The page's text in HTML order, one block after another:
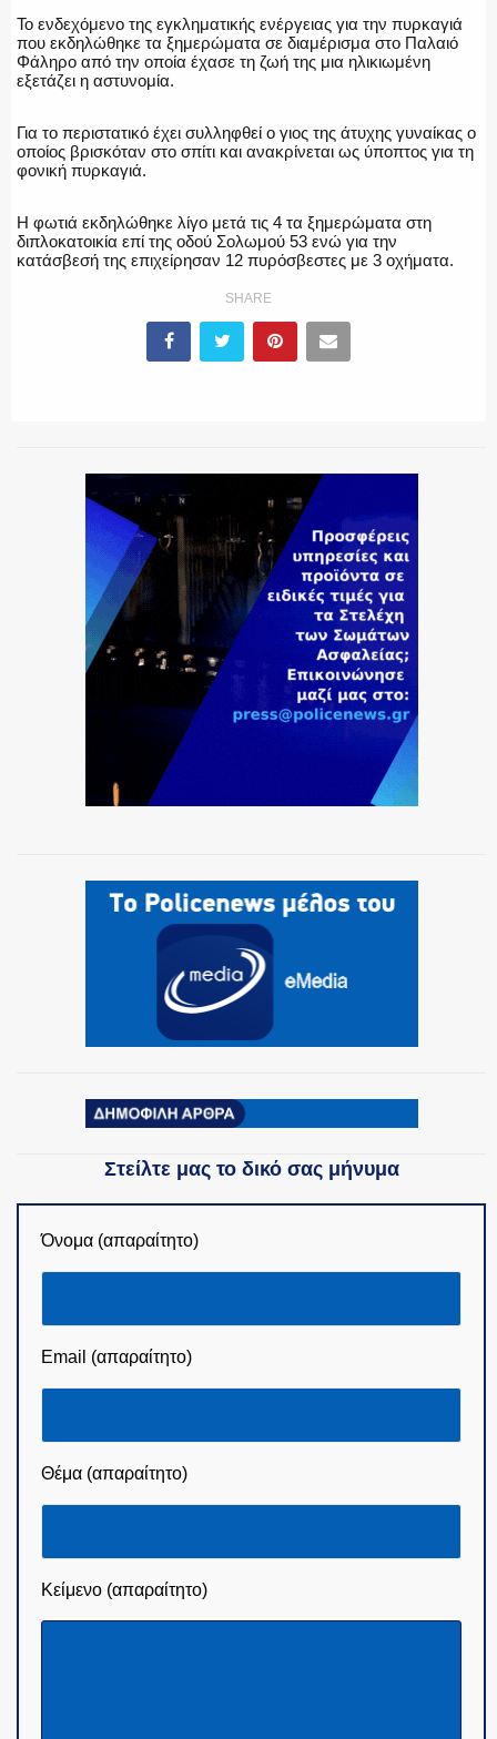
ΛΙΜΕΝΙΚΟ
ΟΠΛΑ/ΕΞΟΠΛΙΣΜΟΣ
Το ενδεχόμενο της εγκληματικής ενέργειας για την πυρκαγιά
που εκδηλώθηκε τα ξημερώματα σε διαμέρισμα στο Παλαιό
Φάληρο από την οποία έχασε τη ζωή της μια ηλικιωμένη
εξετάζει η αστυνομία.
Για το περιστατικό έχει συλληφθεί ο γιος της άτυχης γυναίκας ο
οποίος βρισκόταν στο σπίτι και ανακρίνεται ως ύποπτος για τη
φονική πυρκαγιά.
Η φωτιά εκδηλώθηκε λίγο μετά τις 4 τα ξημερώματα στη
διπλοκατοικία επί της οδού Σολωμού 53 ενώ για την
κατάσβεσή της επιχείρησαν 12 πυρόσβεστες με 3 οχήματα.
SHARE
Στείλτε μας το δικό σας μήνυμα
Όνομα (απαραίτητο)
Email (απαραίτητο)
Θέμα (απαραίτητο)
Κείμενο (απαραίτητο)